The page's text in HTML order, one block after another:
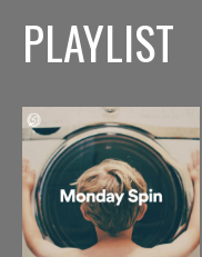
PLAYLIST